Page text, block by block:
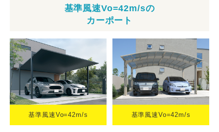
基準風速Vo=42m/sの
カーポート
基準風速Vo=42m/s 基準風速Vo=42m/s